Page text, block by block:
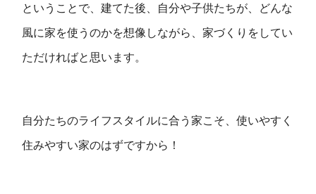
ということで、建てた後、自分や子供たちが、どんな
風に家を使うのかを想像しながら、家づくりをしてい
ただければと思います。
自分たちのライフスタイルに合う家こそ、使いやすく
住みやすい家のはずですから！